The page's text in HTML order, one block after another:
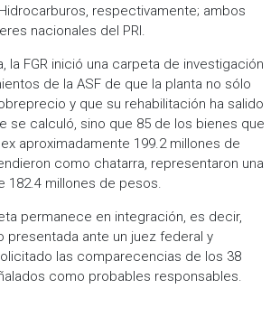
respectivamente; ambos
nacionales del PRI.
la FGR inició una carpeta de investigación
de la ASF de que la planta no sólo
y que su rehabilitación ha salido
se calculó, sino que 85 de los bienes que
aproximadamente 199.2 millones de
como chatarra, representaron una
182.4 millones de pesos.
permanece en integración, es decir,
presentada ante un juez federal y
las comparecencias de los 38
como probables responsables.